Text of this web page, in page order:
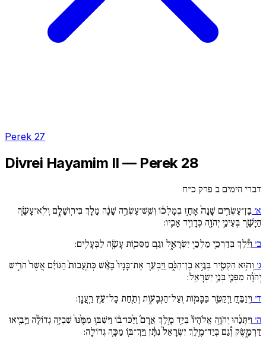
Perek 27
Divrei Hayamim II — Perek 28
דברי הימים ב פרק כ״ח
א׳ בֶּן־עֶשְׂרִ֚ים שָׁנָה֙ אָחָ֣ז בְּמָלְכ֔וֹ וְשֵֽׁשׁ־עֶשְׂרֵ֣ה שָׁנָ֔ה מָלַ֖ךְ בִּירֽוּשָׁלִָ֑ם וְלֹֽא־עָשָׂ֧ה
הַיָּשָׁ֛ר בְּעֵינֵ֥י יְהֹוָ֖ה כְּדָוִ֥יד אָבִֽיו:
ב׳ וַיֵּ֕לֶךְ בְּדַרְכֵ֖י מַלְכֵ֣י יִשְׂרָאֵ֑ל וְגַ֧ם מַסֵּכ֛וֹת עָשָׂ֖ה לַבְּעָלִֽים:
ג׳ וְה֥וּא הִקְטִ֖יר בְּגֵ֣יא בֶן־הִנֹּ֑ם וַיַּבְעֵ֚ר אֶת־בָּנָיו֙ בָּאֵ֔שׁ כְּתֹֽעֲבוֹת֙ הַגּוֹיִ֔ם אֲשֶׁר֙ הֹרִ֣ישׁ
יְהֹוָ֔ה מִפְּנֵ֖י בְּנֵ֥י יִשְׂרָאֵֽל:
ד׳ וַֽיְזַבֵּ֧חַ וַיְקַטֵּ֛ר בַּבָּמ֖וֹת וְעַל־הַגְּבָע֑וֹת וְתַ֖חַת כָּל־עֵ֥ץ רַֽעֲנָֽן:
ה׳ וַיִּתְּנֵ֜הוּ יְהֹוָ֣ה אֱלֹהָיו֘ בְּיַ֣ד מֶ֣לֶךְ אֲרָם֒ וַיַּ֨כּוּ־ב֔וֹ וַיִּשְׁבּ֚וּ מִמֶּ֙נּוּ֙ שִׁבְיָ֣ה גְדוֹלָ֔ה וַיָּבִ֖יאוּ
דַּרְמָ֑שֶׂק וְ֠גַם בְּיַד־מֶ֚לֶךְ יִשְׂרָאֵל֙ נִתָּ֔ן וַיַּךְ־בּ֖וֹ מַכָּ֥ה גְדוֹלָֽה: